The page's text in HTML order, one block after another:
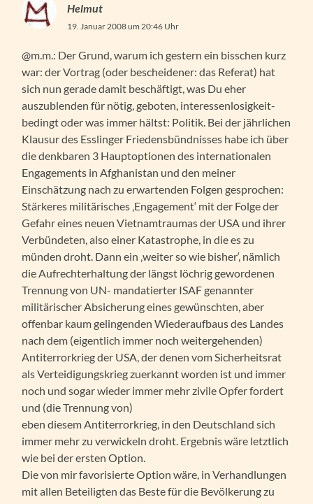
Helmut
19. Januar 2008 um 20:46 Uhr
@m.m.: Der Grund, warum ich gestern ein bisschen kurz
war: der Vortrag (oder bescheidener: das Referat) hat
sich nun gerade damit beschäftigt, was Du eher
auszublenden für nötig, geboten, interessenlosigkeit-
bedingt oder was immer hältst: Politik. Bei der jährlichen
Klausur des Esslinger Friedensbündnisses habe ich über
die denkbaren 3 Hauptoptionen des internationalen
Engagements in Afghanistan und den meiner
Einschätzung nach zu erwartenden Folgen gesprochen:
Stärkeres militärisches ‚Engagement‘ mit der Folge der
Gefahr eines neuen Vietnamtraumas der USA und ihrer
Verbündeten, also einer Katastrophe, in die es zu
münden droht. Dann ein ‚weiter so wie bisher‘, nämlich
die Aufrechterhaltung der längst löchrig gewordenen
Trennung von UN- mandatierter ISAF genannter
militärischer Absicherung eines gewünschten, aber
offenbar kaum gelingenden Wiederaufbaus des Landes
nach dem (eigentlich immer noch weitergehenden)
Antiterrorkrieg der USA, der denen vom Sicherheitsrat
als Verteidigungskrieg zuerkannt worden ist und immer
noch und sogar wieder immer mehr zivile Opfer fordert
und (die Trennung von)
eben diesem Antiterrorkrieg, in den Deutschland sich
immer mehr zu verwickeln droht. Ergebnis wäre letztlich
wie bei der ersten Option.
Die von mir favorisierte Option wäre, in Verhandlungen
mit allen Beteiligten das Beste für die Bevölkerung zu